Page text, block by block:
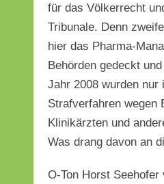
für das Völkerrecht
Tribunale. Denn
hier das Pharma-
Behörden gedeckt
Jahr 2008 wurden nur
Strafverfahren wegen
Klinikärzten und
Was drang davon an
O-Ton Horst Seehofer